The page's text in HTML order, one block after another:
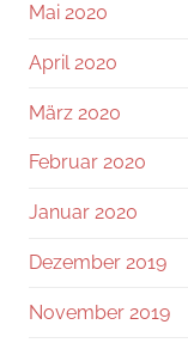
Mai 2020
April 2020
März 2020
Februar 2020
Januar 2020
Dezember 2019
November 2019